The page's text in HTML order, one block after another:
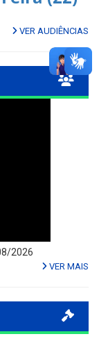
VER AUDIÊNCIAS
2026
VER MAIS